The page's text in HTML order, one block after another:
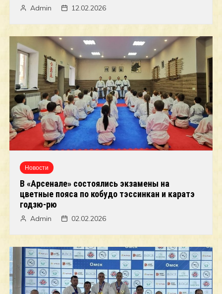
Admin 12.02.2026
Новости
В «Арсенале» состоялись экзамены на
цветные пояса по кобудо тэссинкан и каратэ
годзю-рю
Admin 02.02.2026